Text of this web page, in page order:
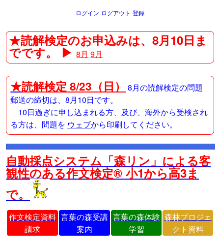
ログイン ログアウト 登録
★読解検定のお申込みは、8月10日ま
でです。 ▶8月 9月
★読解検定 8/23（日）
8月の読解検定の問題
郵送の締切は、8月10日です。
10日過ぎに申し込まれる方、及び、海外から受検され
る方は、問題を ウェブから印刷してください。
自動採点システム「森リン」による客
観性のある作文検定® 小1から高3ま
で。
作文検定資料
請求
言葉の森受講
案内
言葉の森体験
学習
森林プロジェ
クト資料